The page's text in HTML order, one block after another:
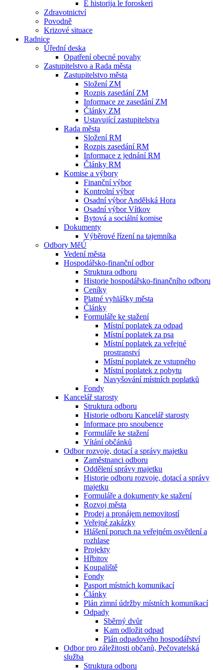
E historija le foroskeri
Zdravotnictví
Povodně
Krizové situace
Radnice
Úřední deska
Opatření obecné povahy
Zastupitelstvo a Rada města
Zastupitelstvo města
Složení ZM
Rozpis zasedání ZM
Informace ze zasedání ZM
Články ZM
Ustavující zastupitelstva
Rada města
Složení RM
Rozpis zasedání RM
Informace z jednání RM
Články RM
Komise a výbory
Finanční výbor
Kontrolní výbor
Osadní výbor Andělská Hora
Osadní výbor Vítkov
Bytová a sociální komise
Dokumenty
Výběrové řízení na tajemníka
Odbory MěÚ
Vedení města
Hospodářsko-finanční odbor
Struktura odboru
Historie hospodářsko-finančního odboru
Ceníky
Platné vyhlášky města
Články
Formuláře ke stažení
Místní poplatek za odpad
Místní poplatek za psa
Místní poplatek za veřejné
prostranství
Místní poplatek ze vstupného
Místní poplatek z pobytu
Navyšování místních poplatků
Fondy
Kancelář starosty
Struktura odboru
Historie odboru Kancelář starosty
Informace pro snoubence
Formuláře ke stažení
Vítání občánků
Odbor rozvoje, dotací a správy majetku
Zaměstnanci odboru
Oddělení správy majetku
Historie odboru rozvoje, dotací a správy
majetku
Formuláře a dokumenty ke stažení
Rozvoj města
Prodej a pronájem nemovitostí
Veřejné zakázky
Hlášení poruch na veřejném osvětlení a
rozhlase
Projekty
Hřbitov
Koupaliště
Fondy
Pasport místních komunikací
Články
Plán zimní údržby místních komunikací
Odpady
Sběrný dvůr
Kam odložit odpad
Plán odpadového hospodářství
Odbor pro záležitosti občanů, Pečovatelská
služba
Struktura odboru